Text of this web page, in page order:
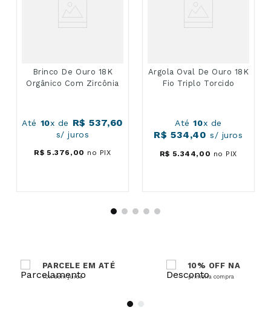
Brinco De Ouro 18K
Orgânico Com Zircônia
Até 10x de R$ 537,60
s/ juros
R$ 5 .376 , 00 no PIX
Argola Oval De Ouro 18K
Fio Triplo Torcido
Até10x de
R$ 534,40 s/ juros
R$ 5.344, 00 no PIX
PARCELE EM ATÉ
10x sem juros
10% OFF NA
primeira compra